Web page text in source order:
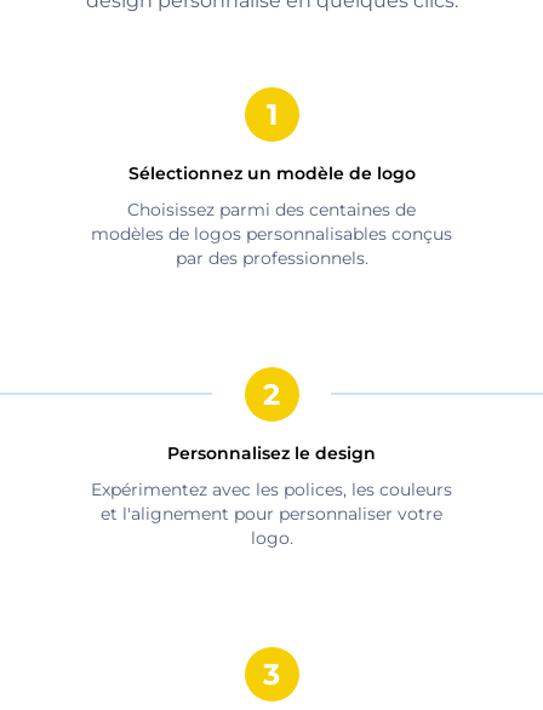
Sélectionnez un modèle de logo
Choisissez parmi des centaines de
modèles de logos personnalisables conçus
par des professionnels.
Personnalisez le design
Expérimentez avec les polices, les couleurs
et l'alignement pour personnaliser votre
logo.